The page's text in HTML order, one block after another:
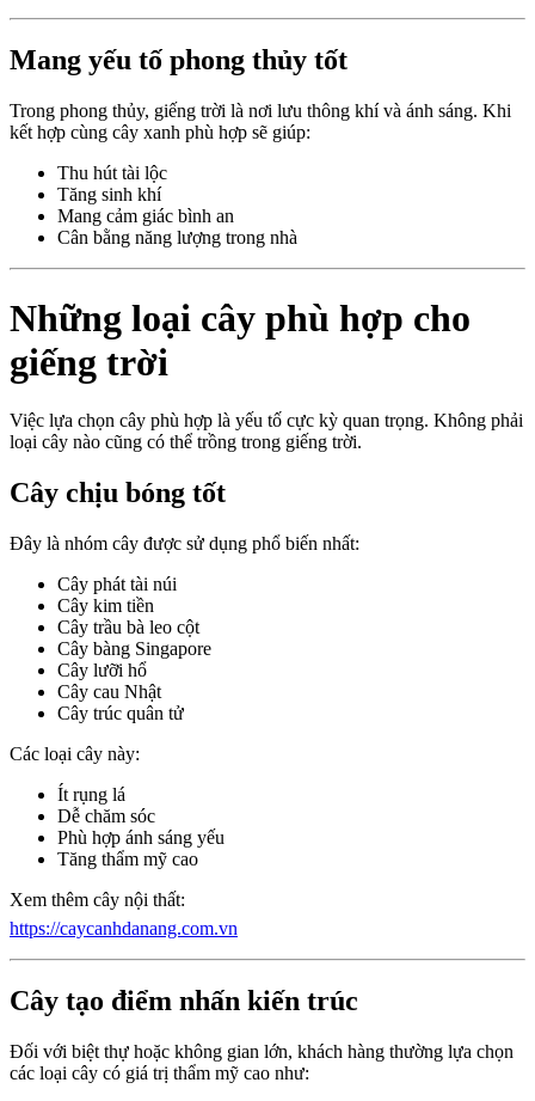
Mang yếu tố phong thủy tốt
Trong phong thủy, giếng trời là nơi lưu thông khí và ánh sáng. Khi
kết hợp cùng cây xanh phù hợp sẽ giúp:
Thu hút tài lộc
Tăng sinh khí
Mang cảm giác bình an
Cân bằng năng lượng trong nhà
Những loại cây phù hợp cho
giếng trời
Việc lựa chọn cây phù hợp là yếu tố cực kỳ quan trọng. Không phải
loại cây nào cũng có thể trồng trong giếng trời.
Cây chịu bóng tốt
Đây là nhóm cây được sử dụng phổ biến nhất:
Cây phát tài núi
Cây kim tiền
Cây trầu bà leo cột
Cây bàng Singapore
Cây lưỡi hổ
Cây cau Nhật
Cây trúc quân tử
Các loại cây này:
Ít rụng lá
Dễ chăm sóc
Phù hợp ánh sáng yếu
Tăng thẩm mỹ cao
Xem thêm cây nội thất:
https://caycanhdanang.com.vn
Cây tạo điểm nhấn kiến trúc
Đối với biệt thự hoặc không gian lớn, khách hàng thường lựa chọn
các loại cây có giá trị thẩm mỹ cao như: